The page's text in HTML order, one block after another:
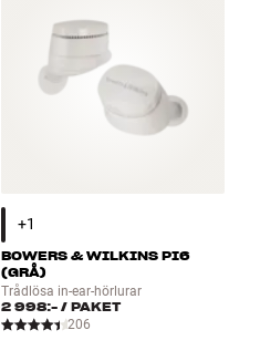
BOWERS & WILKINS PI6
(GRÅ)
Trådlösa in-ear-hörlurar
2 998:- / PAKET
206